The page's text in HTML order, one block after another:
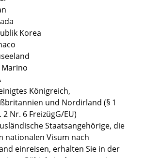
Korea
Marino
Königreich,
und Nordirland (§ 1
2 Nr. 6 FreizügG/EU)
Staatsangehörige, die
nationalen Visum nach
einreisen, erhalten Sie in der